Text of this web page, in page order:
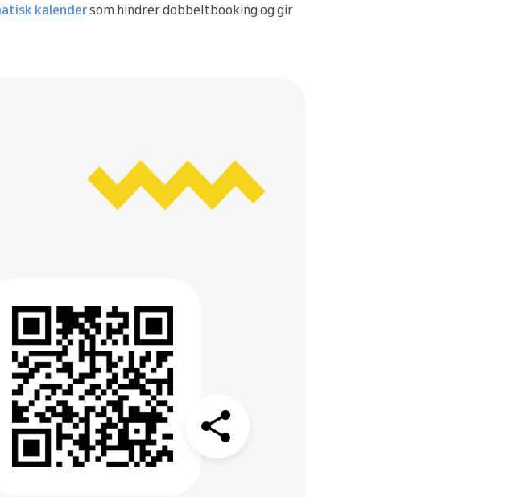
kalendersom hindrer dobbeltbooking og gir